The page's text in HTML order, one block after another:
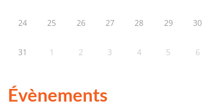
24 25 26 27 28 29 30
31 1 2 3 4 5 6
Évènements